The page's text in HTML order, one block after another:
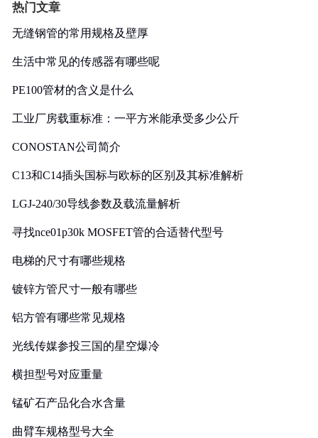
热门文章
无缝钢管的常用规格及壁厚
生活中常见的传感器有哪些呢
PE100管材的含义是什么
工业厂房载重标准：一平方米能承受多少公斤
CONOSTAN公司简介
C13和C14插头国标与欧标的区别及其标准解析
LGJ-240/30导线参数及载流量解析
寻找nce01p30k MOSFET管的合适替代型号
电梯的尺寸有哪些规格
镀锌方管尺寸一般有哪些
铝方管有哪些常见规格
光线传媒参投三国的星空爆冷
横担型号对应重量
锰矿石产品化合水含量
曲臂车规格型号大全